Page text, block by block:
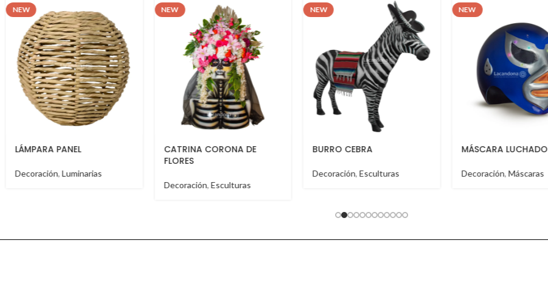
NEW
CATRINA CORONA DE
NEW
BURRO CEBRA
NEW
MÁSCARA LUCHADOR
Decoración ,Máscaras
NEW
TABLA TOSTADERA
Decoración ,Molcajetes